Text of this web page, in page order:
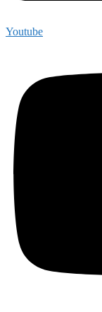
Youtube